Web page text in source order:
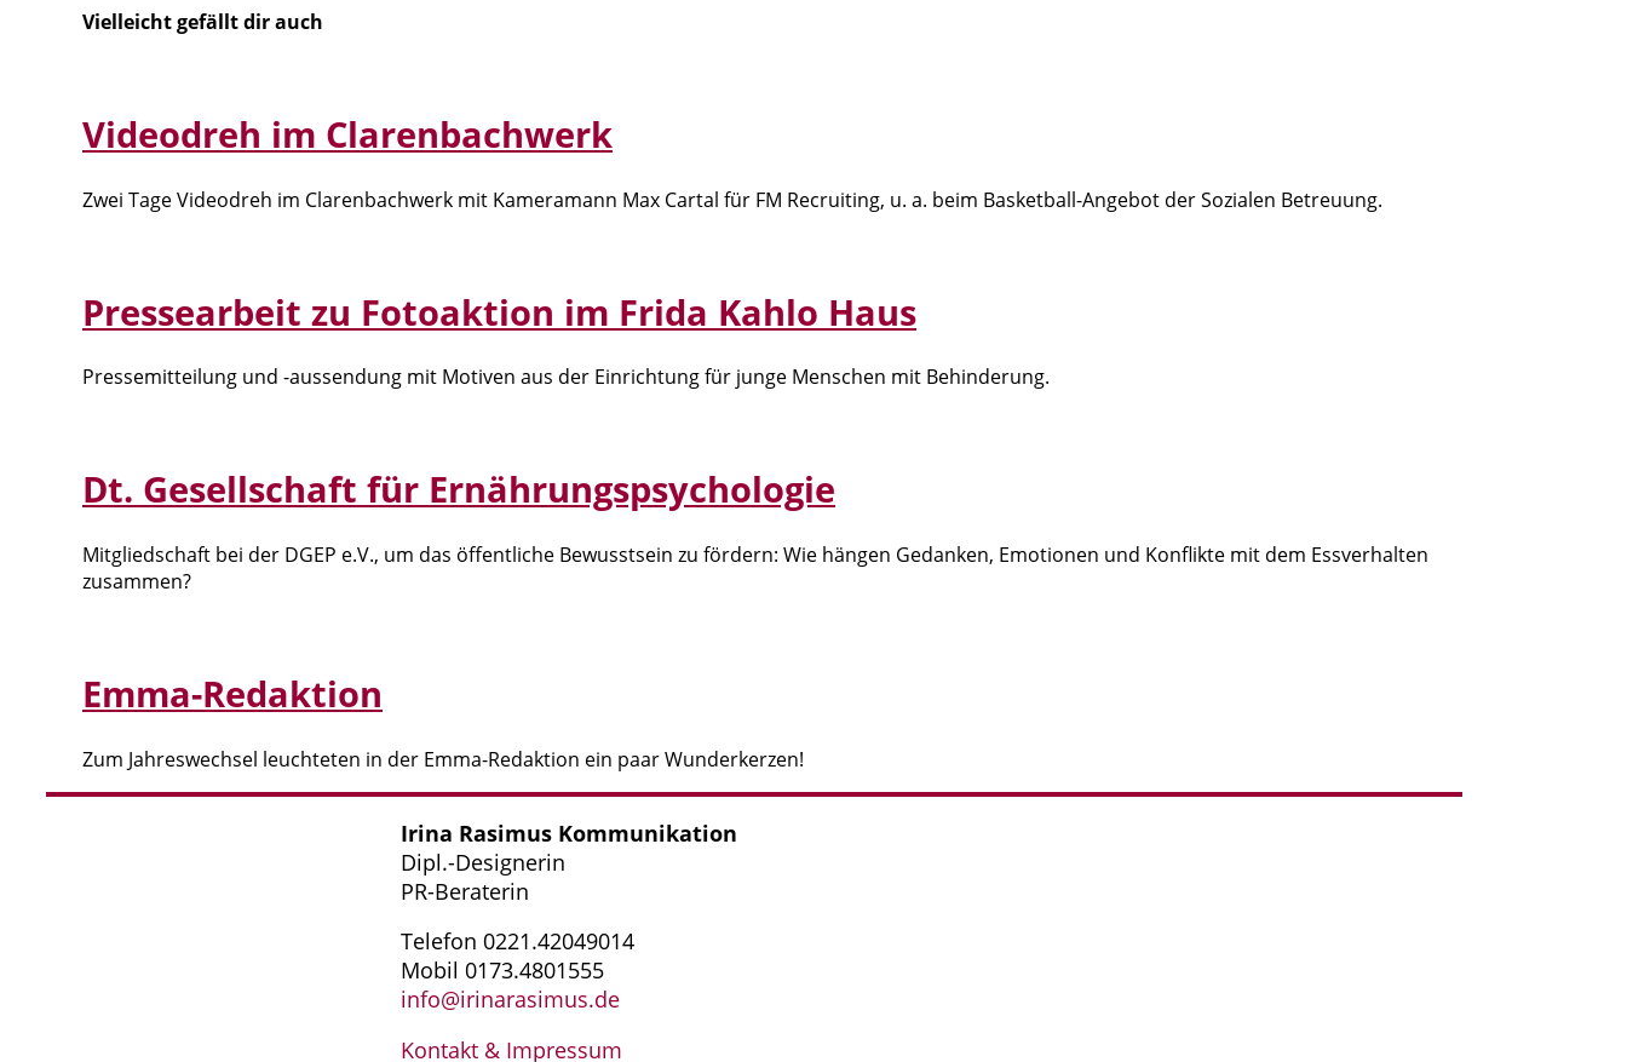
Vielleicht gefällt dir auch
Videodreh im Clarenbachwerk
Zwei Tage Videodreh im Clarenbachwerk mit Kameramann Max Cartal für FM Recruiting, u. a. beim Basketball-Angebot der Sozialen Betreuung.
Pressearbeit zu Fotoaktion im Frida Kahlo Haus
Pressemitteilung und -aussendung mit Motiven aus der Einrichtung für junge Menschen mit Behinderung.
Dt. Gesellschaft für Ernährungspsychologie
Mitgliedschaft bei der DGEP e.V., um das öffentliche Bewusstsein zu fördern: Wie hängen Gedanken, Emotionen und Konflikte mit dem Essverhalten
zusammen?
Emma-Redaktion
Zum Jahreswechsel leuchteten in der Emma-Redaktion ein paar Wunderkerzen!
Irina Rasimus Kommunikation
Dipl.-Designerin
PR-Beraterin
Telefon 0221.42049014
Mobil 0173.4801555
info@irinarasimus.de
Kontakt & Impressum